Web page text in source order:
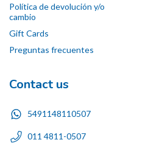
Política de devolución y/o
cambio
Gift Cards
Preguntas frecuentes
Contact us
5491148110507
011 4811-0507